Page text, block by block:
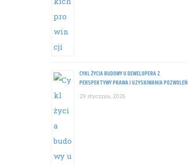
CYKL ŻYCIA BUDOWY U DEWELOPERA Z
PERSPEKTYWY PRAWA I UZYSKIWANIA POZWOLEŃ
29 stycznia, 2026